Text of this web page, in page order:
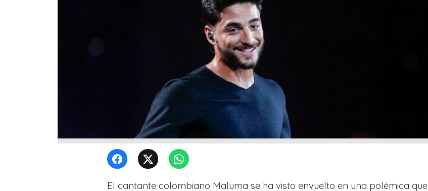
El cantante colombiano Maluma se ha visto envuelto en una polémica que